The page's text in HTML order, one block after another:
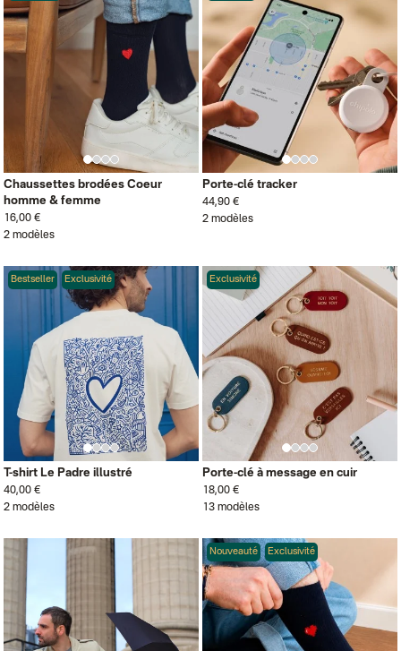
Chaussettes brodées Coeur
homme & femme
16,00 €
2 modèles
Porte-clé tracker
44,90 €
2 modèles
Bestseller Exclusivité
T-shirt Le Padre illustré
40,00 €
2 modèles
Exclusivité
Porte-clé à message en cuir
18,00 €
13 modèles
Nouveauté Exclusivité